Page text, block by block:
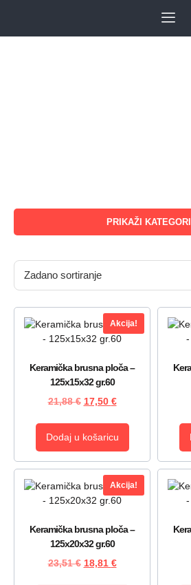
PRIKAŽI
Akcija!
Keramička brusna ploča –
125x15x32 gr.60
21,88€ 17,50 €
Dodaj u košaricu
Akcija!
Keramička brusna ploča –
125x20x32 gr.60
23,51€ 18,81 €